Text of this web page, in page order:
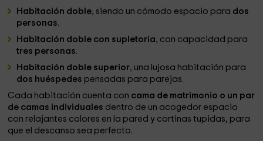
Habitación doble, siendo un cómodo espacio para dos
personas.
Habitación doble con supletoria, con capacidad para
tres personas.
Habitación doble superior, una lujosa habitación para
dos huéspedes pensadas para parejas.
Cada habitación cuenta con cama de matrimonio o un par
de camas individuales dentro de un acogedor espacio
con relajantes colores en la pared y cortinas tupidas, para
que el descanso sea perfecto.